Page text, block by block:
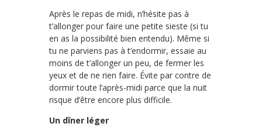
Après le repas de midi, n’hésite pas à
t’allonger pour faire une petite sieste (si tu
en as la possibilité bien entendu). Même si
tu ne parviens pas à t’endormir, essaie au
moins de t’allonger un peu, de fermer les
yeux et de ne rien faire. Évite par contre de
dormir toute l’après-midi parce que la nuit
risque d’être encore plus difficile.
Un dîner léger